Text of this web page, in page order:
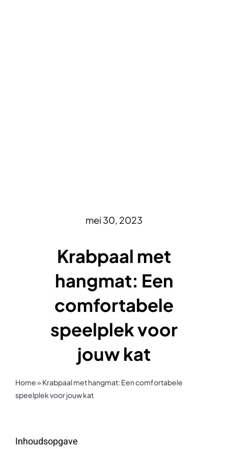
mei 30, 2023
Krabpaal met
hangmat: Een
comfortabele
speelplek voor
jouw kat
Home» Krabpaal met hangmat: Een comfortabele
speelplek voor jouw kat
Inhoudsopgave